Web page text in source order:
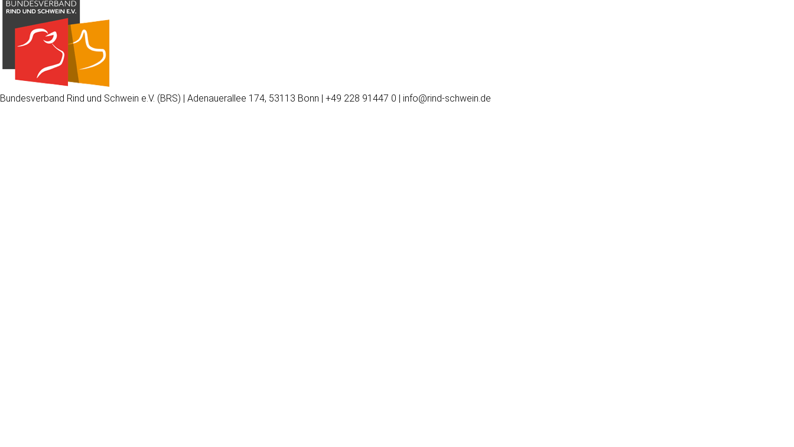
Bundesverband Rind und Schwein e.V. (BRS) | Adenauerallee 174, 53113 Bonn | +49 228 91447 0 | info@rind-schwein.de